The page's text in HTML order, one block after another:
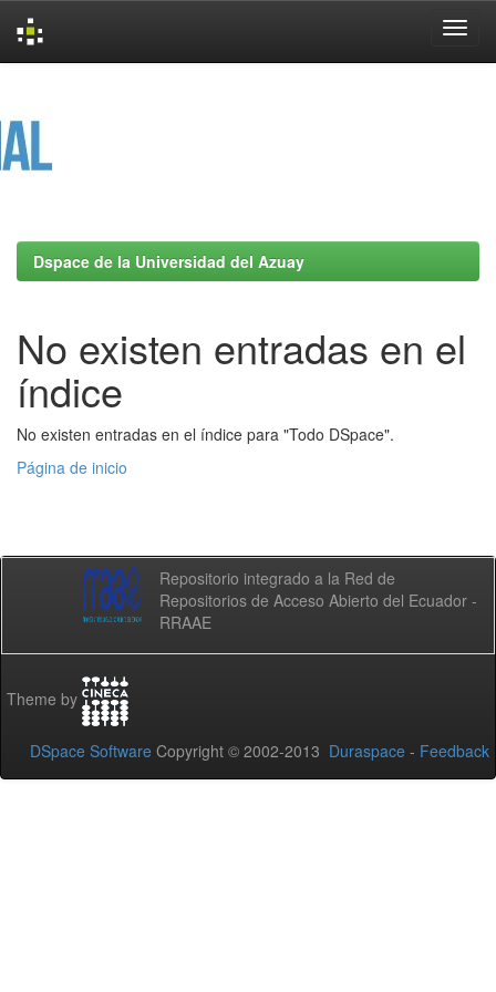
Dspace de la Universidad del Azuay
No existen entradas en el
índice
No existen entradas en el índice para "Todo DSpace".
Página de inicio
Repositorio integrado a la Red de
Repositorios de Acceso Abierto del Ecuador -
RRAAE
Theme by
DSpace Software Copyright © 2002-2013 Duraspace - Feedback